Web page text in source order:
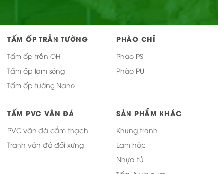
TẤM ỐP TRẦN TƯỜNG
Tấm ốp trần OH
Tấm ốp lam sóng
Tấm ốp tường Nano
PHÀO CHỈ
Phào PS
Phào PU
TẤM PVC VÂN ĐÁ
PVC vân đá cẩm thạch
Tranh vân đá đối xứng
SẢN PHẨM KHÁC
Khung tranh
Lam hộp
Nhựa tủ